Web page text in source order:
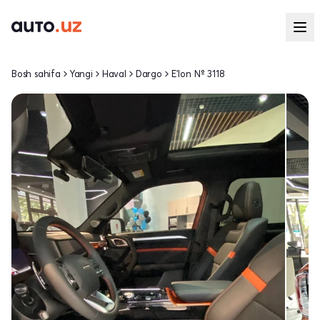
Bosh sahifa Yangi Haval Dargo E'lon № 3118